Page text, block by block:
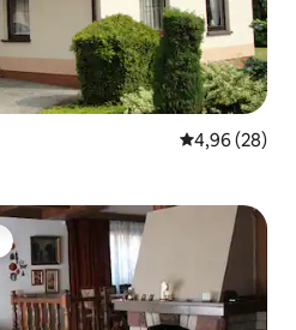
Calificación
4,96 (28)